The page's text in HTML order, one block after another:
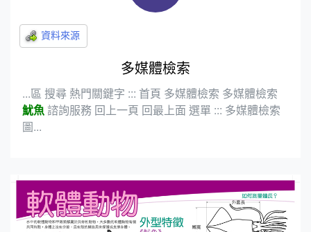
多媒體檢索
...區 搜尋 熱門關鍵字 ::: 首頁 多媒體檢索 多媒體檢索
魷魚諮詢服務 回上一頁 回最上面 選單 ::: 多媒體檢索
圖...